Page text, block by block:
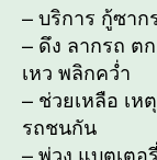
– บริการ กู้ซาก
– ดึง ลากรถ ต
เหว พลิกคว่ำ
– ช่วยเหลือ เ
รถชนกัน
– พ่วง แบตเตอ